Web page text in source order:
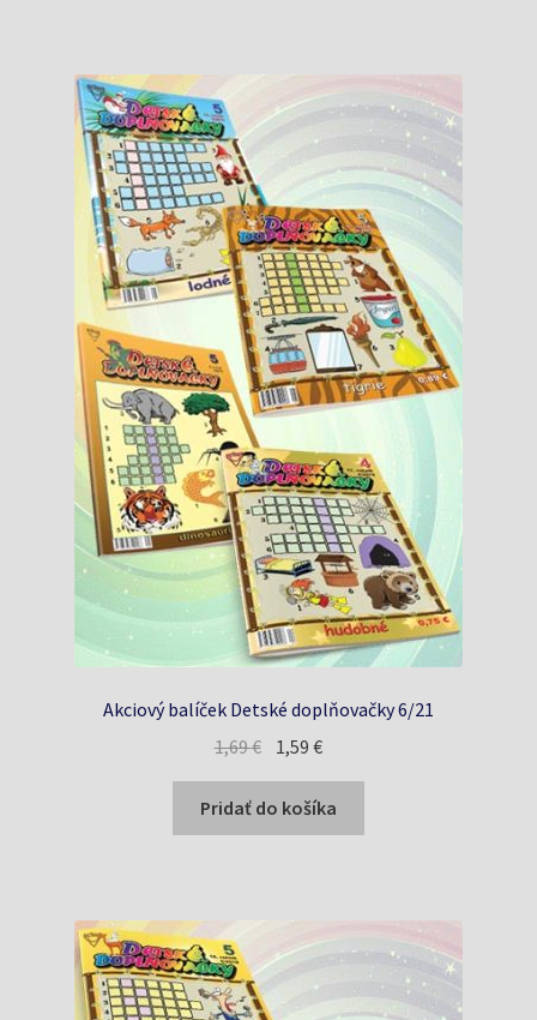
Akciový balíček Detské doplňovačky 6/21
1,69€ Pôvodná
bola:
1,69 €.
1,59€Aktuálna
je:
1,59 €.
Pridať do košíka